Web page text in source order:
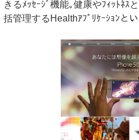
きるﾒｯｾｰｼﾞ機能｡健康やﾌｨｯﾄﾈｽ
括管理するHealthｱﾌﾟﾘｹｰｼｮﾝと